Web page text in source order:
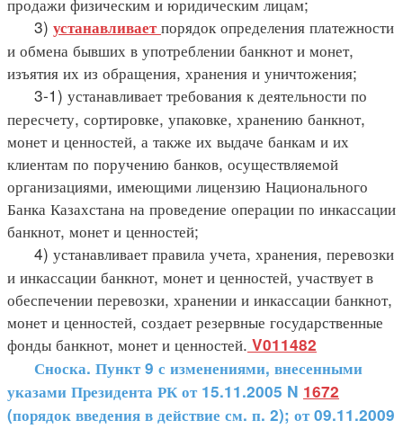
3) устанавливаетпорядок определения платежности
и обмена бывших в употреблении банкнот и монет,
изъятия их из обращения, хранения и уничтожения;
3-1) устанавливает требования к деятельности по
пересчету, сортировке, упаковке, хранению банкнот,
монет и ценностей, а также их выдаче банкам и их
клиентам по поручению банков, осуществляемой
организациями, имеющими лицензию Национального
Банка Казахстана на проведение операции по инкассации
банкнот, монет и ценностей;
4) устанавливает правила учета, хранения, перевозки
и инкассации банкнот, монет и ценностей, участвует в
обеспечении перевозки, хранении и инкассации банкнот,
монет и ценностей, создает резервные государственные
фонды банкнот, монет и ценностей. V011482
Сноска. Пункт 9 с изменениями, внесенными
указами Президента РК от 15.11.2005 N 1672
(порядок введения в действие см. п. 2); от 09.11.2009